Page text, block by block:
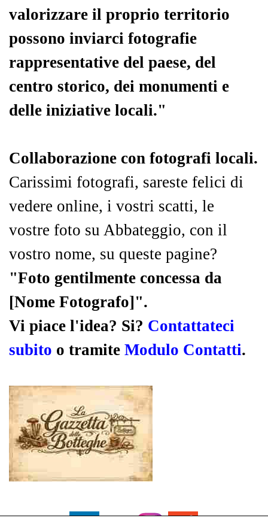
valorizzare il proprio territorio
possono inviarci fotografie
rappresentative del paese, del
centro storico, dei monumenti e
delle iniziative locali."
Collaborazione con fotografi locali.
Carissimi fotografi, sareste felici di
vedere online, i vostri scatti, le
vostre foto su Abbateggio, con il
vostro nome, su queste pagine?
"Foto gentilmente concessa da
[Nome Fotografo]".
Vi piace l'idea? Si? Contattateci
subito o tramite Modulo Contatti.